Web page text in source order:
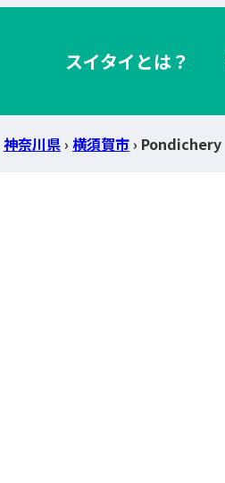
スイタイとは？
神奈川県› 横須賀市› Pondichery